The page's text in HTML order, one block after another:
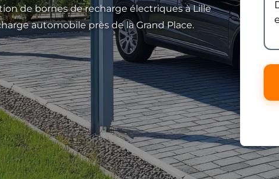
de bornes de recharge électriques à Lille
automobile près de la Grand Place.